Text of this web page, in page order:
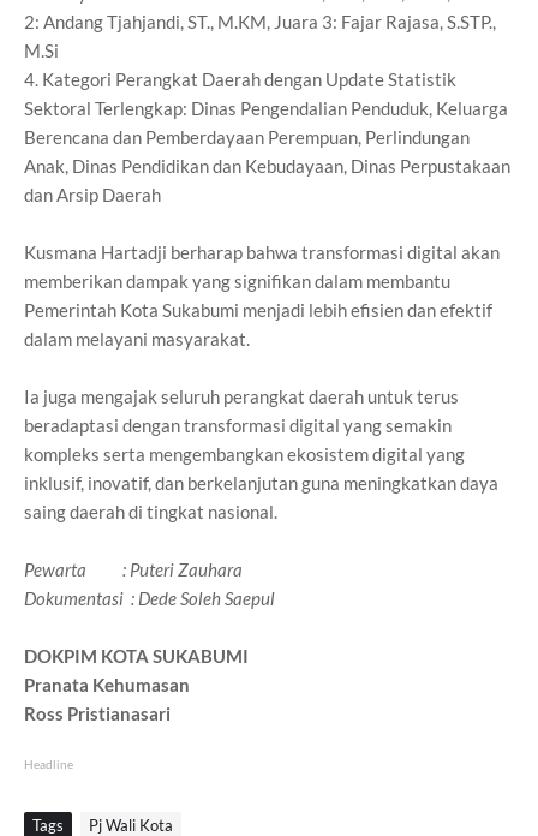
2: Andang Tjahjandi, ST., M.KM, Juara 3: Fajar Rajasa, S.STP.,
M.Si
4. Kategori Perangkat Daerah dengan Update Statistik
Sektoral Terlengkap: Dinas Pengendalian Penduduk, Keluarga
Berencana dan Pemberdayaan Perempuan, Perlindungan
Anak, Dinas Pendidikan dan Kebudayaan, Dinas Perpustakaan
dan Arsip Daerah
Kusmana Hartadji berharap bahwa transformasi digital akan
memberikan dampak yang signifikan dalam membantu
Pemerintah Kota Sukabumi menjadi lebih efisien dan efektif
dalam melayani masyarakat.
Ia juga mengajak seluruh perangkat daerah untuk terus
beradaptasi dengan transformasi digital yang semakin
kompleks serta mengembangkan ekosistem digital yang
inklusif, inovatif, dan berkelanjutan guna meningkatkan daya
saing daerah di tingkat nasional.
Pewarta : Puteri Zauhara
Dokumentasi : Dede Soleh Saepul
DOKPIM KOTA SUKABUMI
Pranata Kehumasan
Ross Pristianasari
Headline
Tags Pj Wali Kota